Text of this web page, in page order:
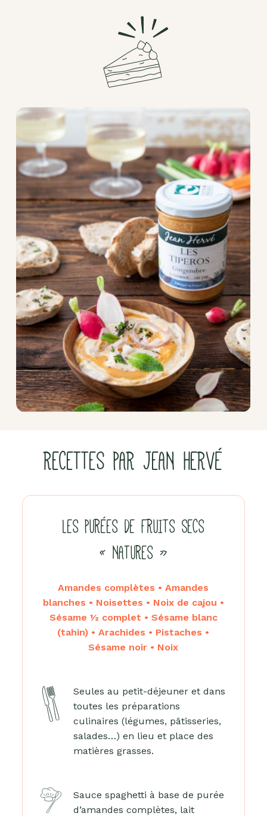
RECETTES PAR JEAN HERVÉ
LES PURÉES DE FRUITS SECS
« NATURES »
Amandes complètes • Amandes
blanches • Noisettes • Noix de cajou •
Sésame ½ complet • Sésame blanc
(tahin) • Arachides • Pistaches •
Sésame noir • Noix
Seules au petit-déjeuner et dans
toutes les préparations
culinaires (légumes, pâtisseries,
salades…) en lieu et place des
matières grasses.
Sauce spaghetti à base de purée
d’amandes complètes, lait